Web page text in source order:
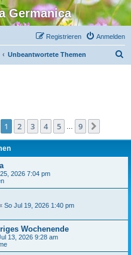
Germanica
Anmelden
Registrieren
Unbeantwortete Themen
Seite 1von
1 2 3 4 5 9
2026 7:04 pm
So Jul 19, 2026 1:40 pm
Wochenende
13, 2026 9:28 am